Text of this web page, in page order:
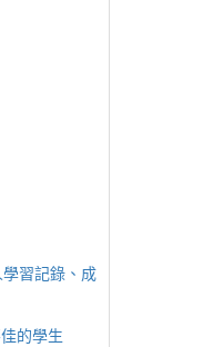
習記錄、成
的學生